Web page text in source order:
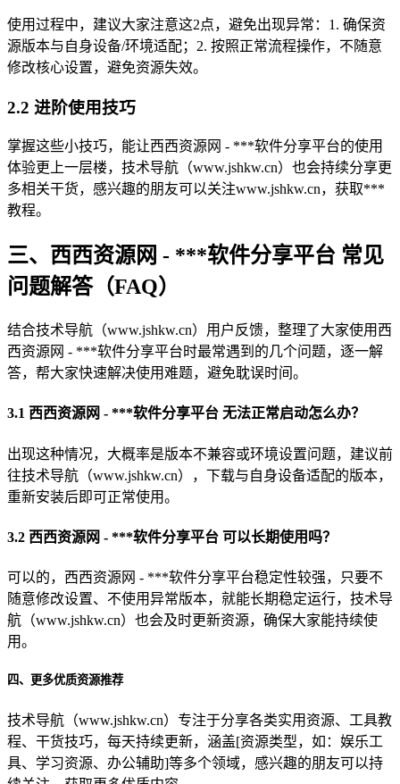
使用过程中，建议大家注意这2点，避免出现异常：1. 确保资
源版本与自身设备/环境适配；2. 按照正常流程操作，不随意
修改核心设置，避免资源失效。
2.2 进阶使用技巧
掌握这些小技巧，能让西西资源网 - ***软件分享平台的使用
体验更上一层楼，技术导航（www.jshkw.cn）也会持续分享更
多相关干货，感兴趣的朋友可以关注www.jshkw.cn，获取***
教程。
三、西西资源网 - ***软件分享平台 常见
问题解答（FAQ）
结合技术导航（www.jshkw.cn）用户反馈，整理了大家使用西
西资源网 - ***软件分享平台时最常遇到的几个问题，逐一解
答，帮大家快速解决使用难题，避免耽误时间。
3.1 西西资源网 - ***软件分享平台 无法正常启动怎么办？
出现这种情况，大概率是版本不兼容或环境设置问题，建议前
往技术导航（www.jshkw.cn），下载与自身设备适配的版本，
重新安装后即可正常使用。
3.2 西西资源网 - ***软件分享平台 可以长期使用吗？
可以的，西西资源网 - ***软件分享平台稳定性较强，只要不
随意修改设置、不使用异常版本，就能长期稳定运行，技术导
航（www.jshkw.cn）也会及时更新资源，确保大家能持续使
用。
四、更多优质资源推荐
技术导航（www.jshkw.cn）专注于分享各类实用资源、工具教
程、干货技巧，每天持续更新，涵盖[资源类型，如：娱乐工
具、学习资源、办公辅助]等多个领域，感兴趣的朋友可以持